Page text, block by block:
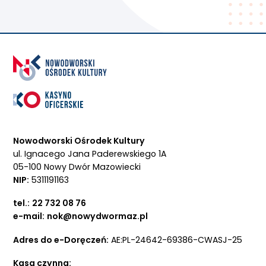
Nowodworski Ośrodek Kultury
ul. Ignacego Jana Paderewskiego 1A
05-100 Nowy Dwór Mazowiecki
NIP: 5311191163
tel.: 22 732 08 76
e-mail: nok@nowydwormaz.pl
Adres do e-Doręczeń: AE:PL-24642-69386-CWASJ-25
Kasa czynna: